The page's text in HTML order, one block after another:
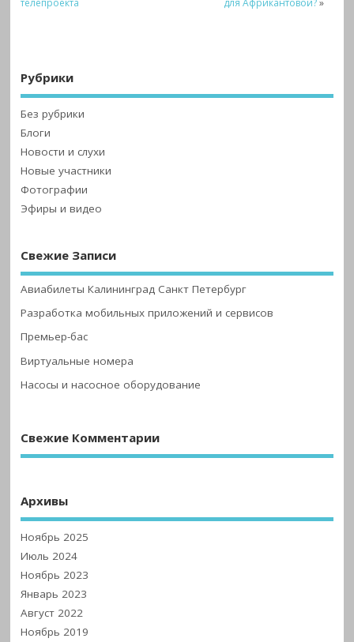
телепроекта
для Африкантовой?»
Рубрики
Без рубрики
Блоги
Новости и слухи
Новые участники
Фотографии
Эфиры и видео
Свежие Записи
Авиабилеты Калининград Санкт Петербург
Разработка мобильных приложений и сервисов
Премьер-бас
Виртуальные номера
Насосы и насосное оборудование
Свежие Комментарии
Архивы
Ноябрь 2025
Июль 2024
Ноябрь 2023
Январь 2023
Август 2022
Ноябрь 2019